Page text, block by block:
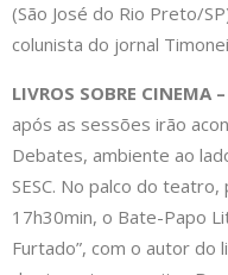
(São José do Rio Preto/
colunista do jornal
LIVROS SOBRE CINEMA –
após as sessões irão
Debates, ambiente ao
SESC. No palco do
17h30min, o Bate-Papo
Furtado”, com o autor do